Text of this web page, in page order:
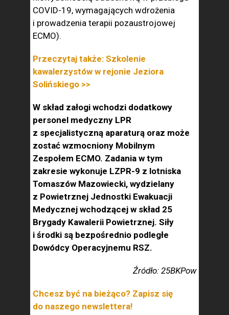
COVID-19, wymagających wdrożenia
i prowadzenia terapii pozaustrojowej
ECMO).
Przeczytaj także: Szkolenie
kawalerzystów w rejonie Jeziora
Solińskiego >>
W skład załogi wchodzi dodatkowy
personel medyczny LPR
z specjalistyczną aparaturą oraz może
zostać wzmocniony Mobilnym
Zespołem ECMO. Zadania w tym
zakresie wykonuje LZPR-9 z lotniska
Tomaszów Mazowiecki, wydzielany
z Powietrznej Jednostki Ewakuacji
Medycznej wchodzącej w skład 25
Brygady Kawalerii Powietrznej. Siły
i środki są bezpośrednio podległe
Dowódcy Operacyjnemu RSZ.
Źródło: 25BKPow
Chcesz być na bieżąco? Zapisz się
do naszego newslettera!